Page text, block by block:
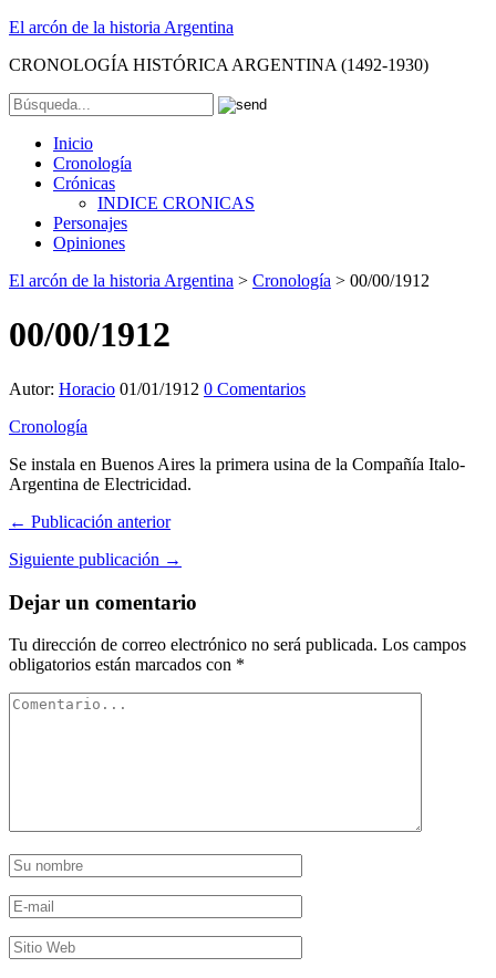
El arcón de la historia Argentina
CRONOLOGÍA HISTÓRICA ARGENTINA (1492-1930)
Inicio
Cronología
Crónicas
INDICE CRONICAS
Personajes
Opiniones
El arcón de la historia Argentina > Cronología > 00/00/1912
00/00/1912
Autor: Horacio 01/01/1912 0 Comentarios
Cronología
Se instala en Buenos Aires la primera usina de la Compañía Italo-
Argentina de Electricidad.
← Publicación anterior
Siguiente publicación →
Dejar un comentario
Tu dirección de correo electrónico no será publicada. Los campos
obligatorios están marcados con *